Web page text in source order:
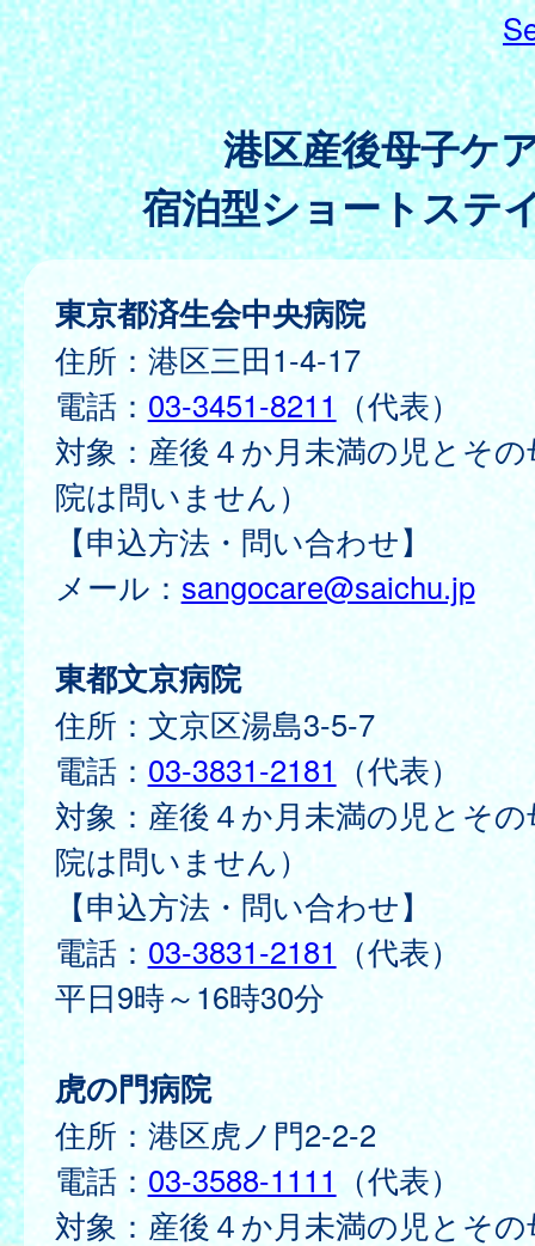
港区産後母子ケ
宿泊型ショートステ
東京都済生会中央病院
住所：港区三田1-4-17
電話：03-3451-8211（代表）
対象：産後４か月未満の児とそ
院は問いません）
【申込方法・問い合わせ】
メール： sangocare@saichu.jp
東都文京病院
住所：文京区湯島3-5-7
電話： 03-3831-2181 （代表）
対象：産後４か月未満の児とそ
院は問いません）
【申込方法・問い合わせ】
電話： 03-3831-2181 （代表）
平日9時～16時30分
虎の門病院
住所：港区虎ノ門2-2-2
電話： 03-3588-1111 （代表）
対象：産後４か月未満の児とそ